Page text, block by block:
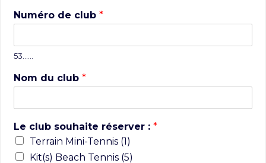
Numéro de club*
53……
Nom du club*
Le club souhaite réserver :*
Terrain Mini-Tennis (1)
Kit(s) Beach Tennis (5)